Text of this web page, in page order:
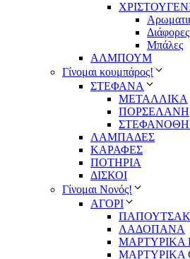
Διάφορες
Μπάλες
ΑΛΜΠΟΥΜ
Γίνομαι κουμπάρος!
ΣΤΕΦΑΝΑ
ΜΕΤΑΛΛΙΚΑ
ΠΟΡΣΕΛΑΝΗ
ΛΑΜΠΑΔΕΣ
ΚΑΡΑΦΕΣ
ΠΟΤΗΡΙΑ
ΔΙΣΚΟΙ
Γίνομαι Νονός!
ΑΓΟΡΙ
ΛΑΔΟΠΑΝΑ
ΜΑΡΤΥΡΙΚΑ
ΜΑΡΤΥΡΙΚΑ